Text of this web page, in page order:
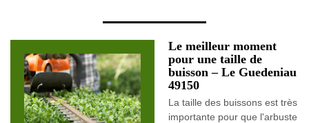
Le meilleur moment
pour une taille de
buisson – Le Guedeniau
49150
La taille des buissons est très
importante pour que l'arbuste